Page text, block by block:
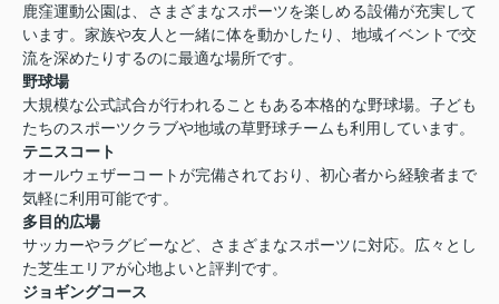
鹿窪運動公園は、さまざまなスポーツを楽しめる設備が充実して
います。家族や友人と一緒に体を動かしたり、地域イベントで交
流を深めたりするのに最適な場所です。
野球場
大規模な公式試合が行われることもある本格的な野球場。子ども
たちのスポーツクラブや地域の草野球チームも利用しています。
テニスコート
オールウェザーコートが完備されており、初心者から経験者まで
気軽に利用可能です。
多目的広場
サッカーやラグビーなど、さまざまなスポーツに対応。広々とし
た芝生エリアが心地よいと評判です。
ジョギングコース